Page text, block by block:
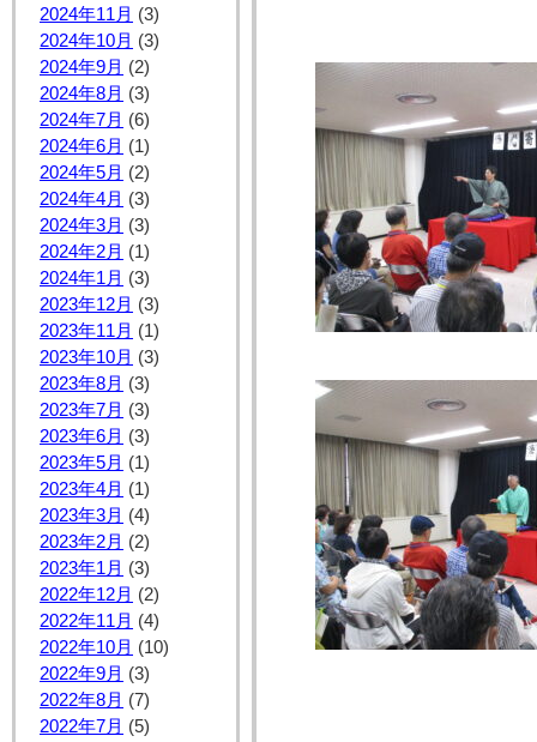
2024年11月 (3)
2024年10月 (3)
2024年9月 (2)
2024年8月 (3)
2024年7月 (6)
2024年6月 (1)
2024年5月 (2)
2024年4月 (3)
2024年3月 (3)
2024年2月 (1)
2024年1月 (3)
2023年12月 (3)
2023年11月 (1)
2023年10月 (3)
2023年8月 (3)
2023年7月 (3)
2023年6月 (3)
2023年5月 (1)
2023年4月 (1)
2023年3月 (4)
2023年2月 (2)
2023年1月 (3)
2022年12月 (2)
2022年11月 (4)
2022年10月 (10)
2022年9月 (3)
2022年8月 (7)
2022年7月 (5)